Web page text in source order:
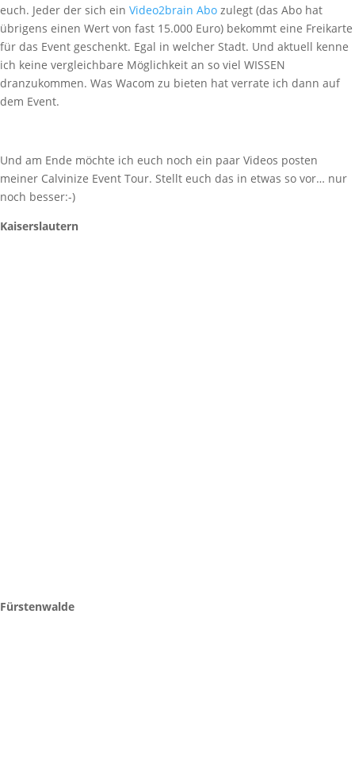
euch. Jeder der sich ein Video2brain Abo zulegt (das Abo hat
übrigens einen Wert von fast 15.000 Euro) bekommt eine Freikarte
für das Event geschenkt. Egal in welcher Stadt. Und aktuell kenne
ich keine vergleichbare Möglichkeit an so viel WISSEN
dranzukommen. Was Wacom zu bieten hat verrate ich dann auf
dem Event.
Und am Ende möchte ich euch noch ein paar Videos posten
meiner Calvinize Event Tour. Stellt euch das in etwas so vor… nur
noch besser:-)
Kaiserslautern
Fürstenwalde